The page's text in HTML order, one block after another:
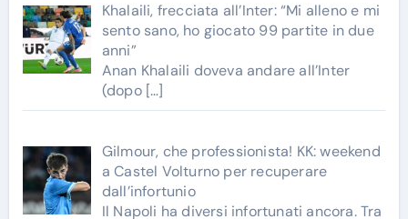
Khalaili, frecciata all’Inter: “Mi alleno e mi
sento sano, ho giocato 99 partite in due
anni”
Anan Khalaili doveva andare all’Inter
(dopo […]
Gilmour, che professionista! KK: weekend
a Castel Volturno per recuperare
dall’infortunio
Il Napoli ha diversi infortunati ancora. Tra